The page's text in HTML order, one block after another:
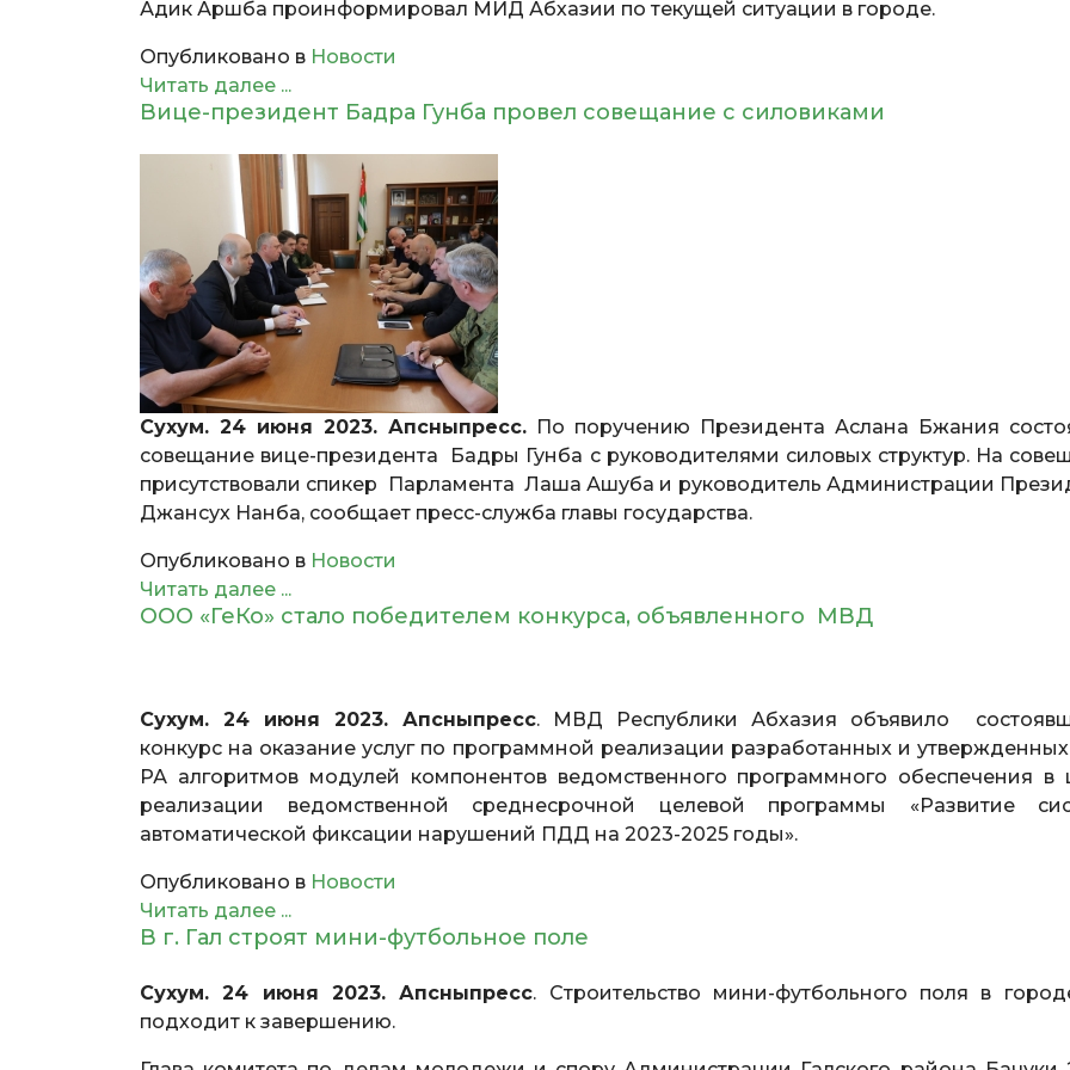
Адик Аршба проинформировал МИД Абхазии по текущей ситуации в городе.
Опубликовано в Новости
Читать далее ...
Вице-президент Бадра Гунба провел совещание с силовиками
Сухум. 24 июня 2023. Апсныпресс. По поручению Президента Аслана Бжания
совещание вице-президента Бадры Гунба с руководителями силовых структур. На
присутствовали спикер Парламента Лаша Ашуба и руководитель Администрации
Джансух Нанба, сообщает пресс-служба главы государства.
Опубликовано в Новости
Читать далее ...
ООО «ГеКо» стало победителем конкурса, объявленного МВД
Сухум. 24 июня 2023. Апсныпресс. МВД Республики Абхазия объявило
конкурс на оказание услуг по программной реализации разработанных и
РА алгоритмов модулей компонентов ведомственного программного обеспечения в
реализации ведомственной среднесрочной целевой программы «Развитие
автоматической фиксации нарушений ПДД на 2023-2025 годы».
Опубликовано в Новости
Читать далее ...
В г. Гал строят мини-футбольное поле
Сухум. 24 июня 2023. Апсныпресс. Строительство мини-футбольного поля в
подходит к завершению.